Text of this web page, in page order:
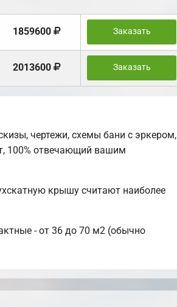
1859600 Заказать
2013600 Заказать
чертежи, схемы бани с эркером,
100% отвечающий вашим
крышу считают наиболее
- от 36 до 70 м2 (обычно